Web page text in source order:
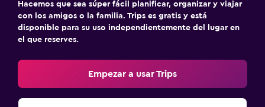
Hacemos que sea súper fácil planificar, organizar y viajar
con los amigos o la familia. Trips es gratis y está
disponible para su uso independientemente del lugar en
el que reserves.
Empezar a usar Trips